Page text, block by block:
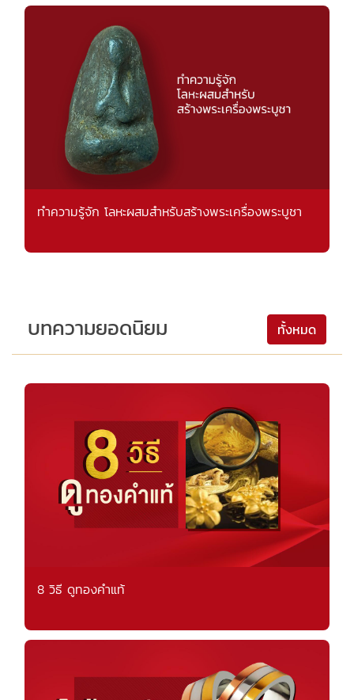
ทำความรู้จัก โลหะผสมสำหรับสร้างพระเครื่องพระบูชา
บทความยอดนิยม ทั้งหมด
8 วิธี ดูทองคำแท้